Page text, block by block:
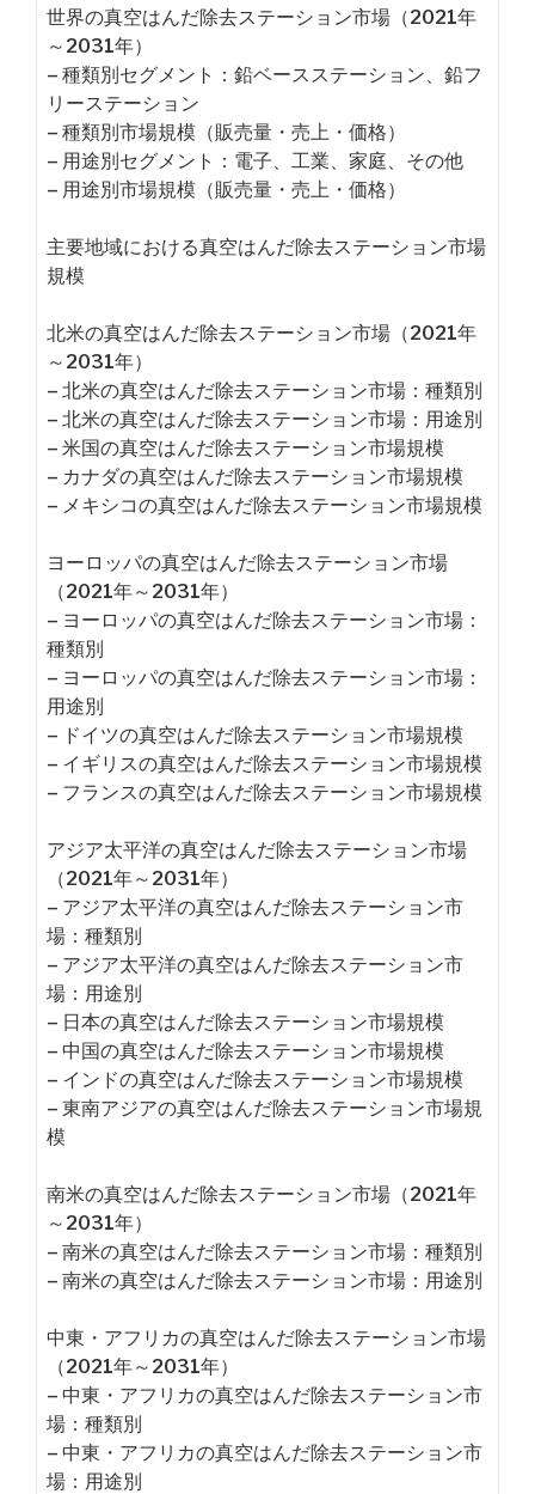
世界の真空はんだ除去ステーション市場（2021年
～2031年）
– 種類別セグメント：鉛ベースステーション、鉛フ
リーステーション
– 種類別市場規模（販売量・売上・価格）
– 用途別セグメント：電子、工業、家庭、その他
– 用途別市場規模（販売量・売上・価格）
主要地域における真空はんだ除去ステーション市場
規模
北米の真空はんだ除去ステーション市場（2021年
～2031年）
– 北米の真空はんだ除去ステーション市場：種類別
– 北米の真空はんだ除去ステーション市場：用途別
– 米国の真空はんだ除去ステーション市場規模
– カナダの真空はんだ除去ステーション市場規模
– メキシコの真空はんだ除去ステーション市場規模
ヨーロッパの真空はんだ除去ステーション市場
（2021年～2031年）
– ヨーロッパの真空はんだ除去ステーション市場：
種類別
– ヨーロッパの真空はんだ除去ステーション市場：
用途別
– ドイツの真空はんだ除去ステーション市場規模
– イギリスの真空はんだ除去ステーション市場規模
– フランスの真空はんだ除去ステーション市場規模
アジア太平洋の真空はんだ除去ステーション市場
（2021年～2031年）
– アジア太平洋の真空はんだ除去ステーション市
場：種類別
– アジア太平洋の真空はんだ除去ステーション市
場：用途別
– 日本の真空はんだ除去ステーション市場規模
– 中国の真空はんだ除去ステーション市場規模
– インドの真空はんだ除去ステーション市場規模
– 東南アジアの真空はんだ除去ステーション市場規
模
南米の真空はんだ除去ステーション市場（2021年
～2031年）
– 南米の真空はんだ除去ステーション市場：種類別
– 南米の真空はんだ除去ステーション市場：用途別
中東・アフリカの真空はんだ除去ステーション市場
（2021年～2031年）
– 中東・アフリカの真空はんだ除去ステーション市
場：種類別
– 中東・アフリカの真空はんだ除去ステーション市
場：用途別